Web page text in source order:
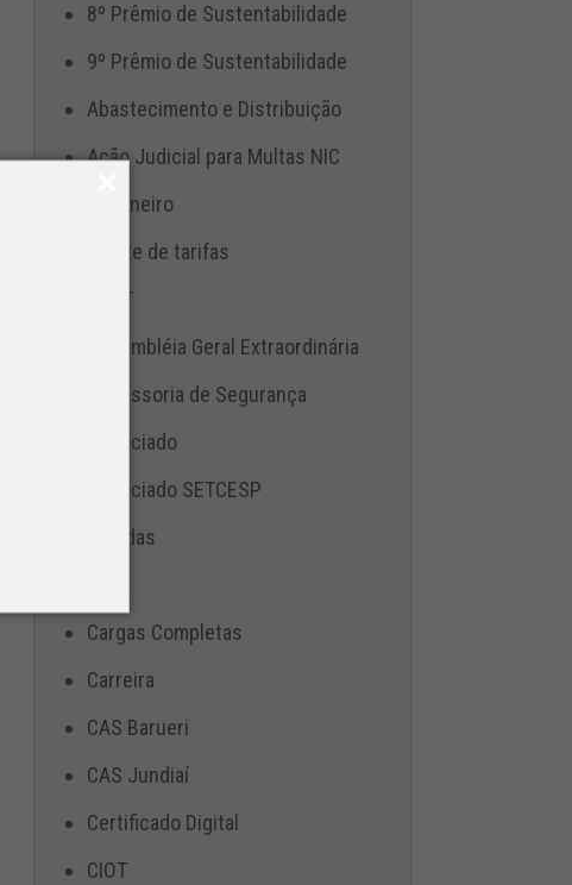
8º Prêmio de Sustentabilidade
9º Prêmio de Sustentabilidade
Abastecimento e Distribuição
Ação Judicial para Multas NIC
Aduaneiro
Ajuste de tarifas
ANTT
Assembléia Geral Extraordinária
Assessoria de Segurança
Associado
Associado SETCESP
Bebidas
Cargas Completas
Carreira
CAS Barueri
CAS Jundiaí
Certificado Digital
CIOT